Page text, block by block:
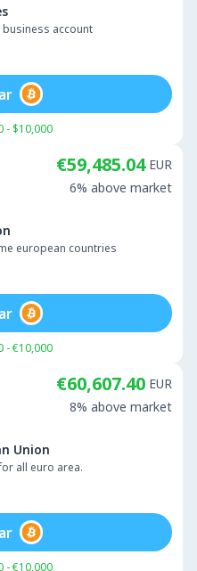
business account
- $10,000
european countries
€59,485.04 EUR
6% above market
- €10,000
Union
all euro area.
€60,607.40 EUR
8% above market
- €10,000